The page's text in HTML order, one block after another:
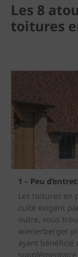
Les 8
toitures
1 – Peu
Les toitures en
cuite exigent
outre, vous
wienerberger
ayant bénéficié